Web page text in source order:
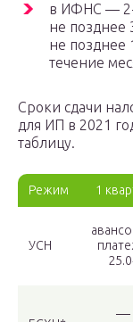
в ИФНС —
не позднее
не позднее
течение
Сроки сдачи
для ИП в 2021
таблицу.
Режим 1
УСН
—